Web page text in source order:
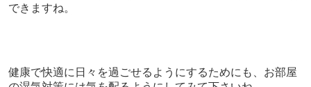
できますね。
健康で快適に日々を過ごせるようにするためにも、お部屋